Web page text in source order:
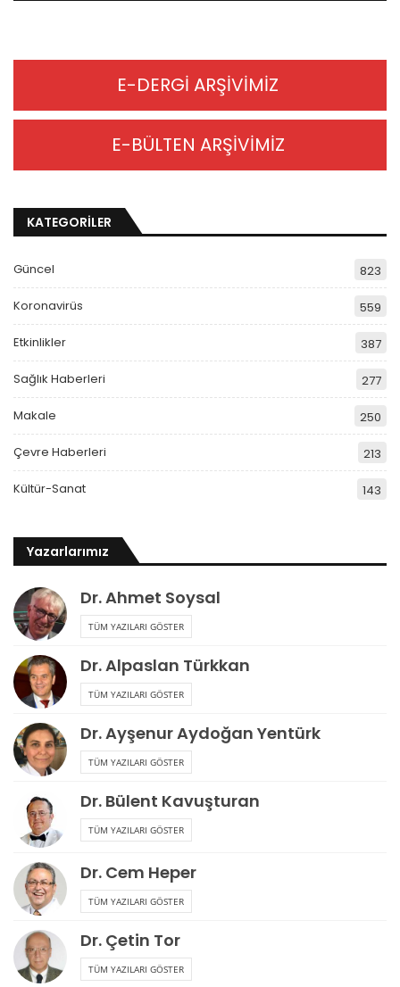
E-DERGİ ARŞİVİMİZ
E-BÜLTEN ARŞİVİMİZ
KATEGORİLER
Güncel 823
Koronavirüs 559
Etkinlikler 387
Sağlık Haberleri 277
Makale 250
Çevre Haberleri 213
Kültür-Sanat 143
Yazarlarımız
Dr. Ahmet Soysal
TÜM YAZILARI GÖSTER
Dr. Alpaslan Türkkan
TÜM YAZILARI GÖSTER
Dr. Ayşenur Aydoğan Yentürk
TÜM YAZILARI GÖSTER
Dr. Bülent Kavuşturan
TÜM YAZILARI GÖSTER
Dr. Cem Heper
TÜM YAZILARI GÖSTER
Dr. Çetin Tor
TÜM YAZILARI GÖSTER